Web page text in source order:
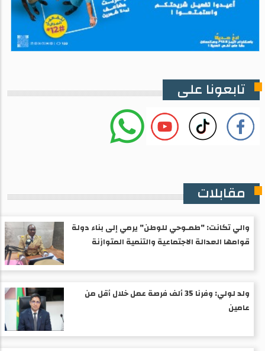
تابعونا على
مقابلات
والي تكانت: "طمـوحي للوطن" يرمي إلى بناء دولة
قوامها العدالة الاجتماعية والتنمية المتوازنة
ولد لولي: وفرنا 35 ألف فرصة عمل خلال أقل من
عامين